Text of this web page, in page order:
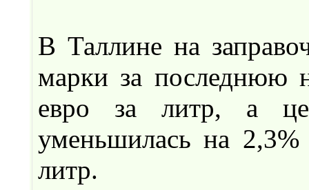
В Таллине на
марки за последнюю
евро за литр, а
уменьшилась на
литр.